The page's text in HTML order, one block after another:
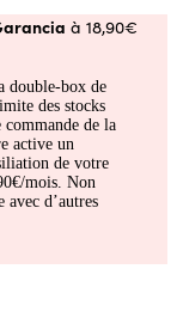
à 18,90€
double-box de
des stocks
de la
active un
de votre
mois. Non
avec d’autres